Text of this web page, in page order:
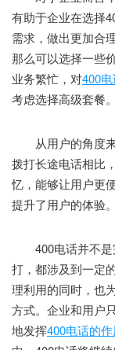
有助于企业在选择
需求，做出更加合
那么可以选择一些
业务繁忙，对400
考虑选择高级套餐。
从用户的角度来
拨打长途电话相比
忆，能够让用户更
提升了用户的体验。
400电话并不是
打，都涉及到一定
理利用的同时，也
方式。企业和用户
地发挥400电话的作